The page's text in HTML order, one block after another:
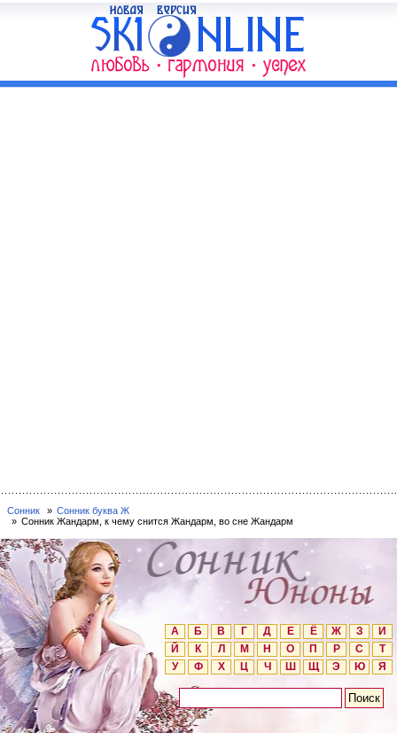
Сонник
Сонник буква Ж
Сонник Жандарм, к чему снится Жандарм, во сне Жандарм
А Б В Г Д Е Ё Ж З
И
Й
К Л М Н О П Р С
Т
У
Ф Х Ц Ч Ш Щ Э Ю Я